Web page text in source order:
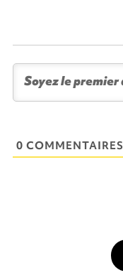
0 COMMENTAIRES